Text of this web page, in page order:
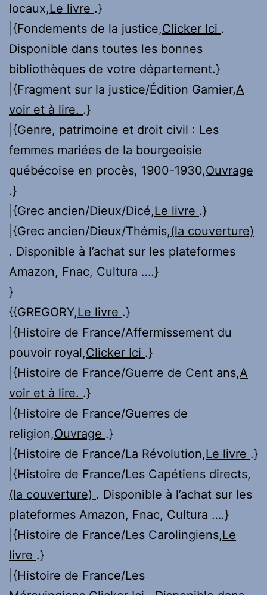
locaux,Le livre .}
|{Fondements de la justice,Clicker Ici .
Disponible dans toutes les bonnes
bibliothèques de votre département.}
|{Fragment sur la justice/Édition Garnier,A
voir et à lire. .}
|{Genre, patrimoine et droit civil : Les
femmes mariées de la bourgeoisie
québécoise en procès, 1900-1930,Ouvrage
.}
|{Grec ancien/Dieux/Dicé,Le livre .}
|{Grec ancien/Dieux/Thémis,(la couverture)
. Disponible à l’achat sur les plateformes
Amazon, Fnac, Cultura ….}
}
{{GREGORY,Le livre .}
|{Histoire de France/Affermissement du
pouvoir royal,Clicker Ici .}
|{Histoire de France/Guerre de Cent ans,A
voir et à lire. .}
|{Histoire de France/Guerres de
religion,Ouvrage .}
|{Histoire de France/La Révolution,Le livre .}
|{Histoire de France/Les Capétiens directs,
(la couverture) . Disponible à l’achat sur les
plateformes Amazon, Fnac, Cultura ….}
|{Histoire de France/Les Carolingiens,Le
livre .}
|{Histoire de France/Les